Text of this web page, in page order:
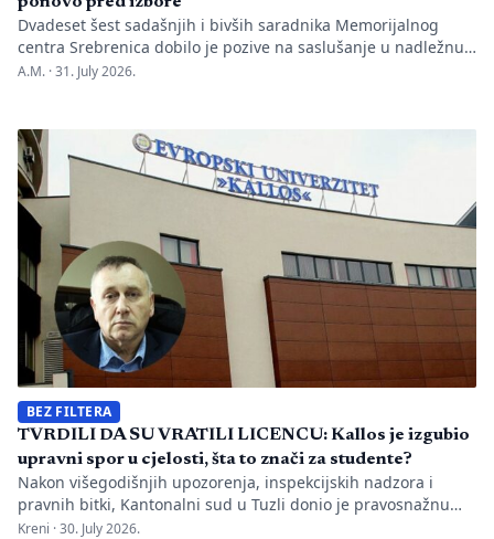
Dvadeset šest sadašnjih i bivših saradnika Memorijalnog
centra Srebrenica dobilo je pozive na saslušanje u nadležnu
policijsku stanicu po nalogu Okružnog javnog tužilaštva u
nakon predstavljanja godišnjeg Izvještaja o negiranju
genocida. Iz Memorijalnog centra upozoravaju da se
istovremeno pozivanje […]
A.M. ·31. July 2026.
BEZ FILTERA
TVRDILI DA SU VRATILI LICENCU: Kallos je izgubio
upravni spor u cjelosti, šta to znači za studente?
Nakon višegodišnjih upozorenja, inspekcijskih nadzora i
pravnih bitki, Kantonalni sud u Tuzli donio je pravosnažnu
presudu kojom se definitivno potvrđuje trajna zabrana rada
Kreni ·30. July 2026.